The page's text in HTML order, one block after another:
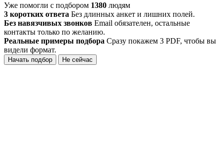
Уже помогли с подбором 1380 людям
3 коротких ответа Без длинных анкет и лишних полей.
Без навязчивых звонков Email обязателен, остальные
контакты только по желанию.
Реальные примеры подбора Сразу покажем 3 PDF, чтобы вы
видели формат.
Начать подбор Не сейчас